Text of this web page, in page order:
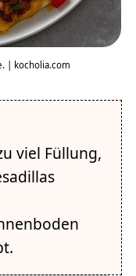
| kocholia.com
viel Füllung,